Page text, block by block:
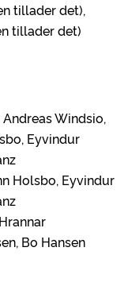
tillader det),
tillader det)
Andreas Windsio,
Eyvindur
Holsbo, Eyvindur
Bo Hansen